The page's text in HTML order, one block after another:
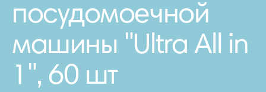
посудомоечной
машины "Ultra All in
1", 60 шт